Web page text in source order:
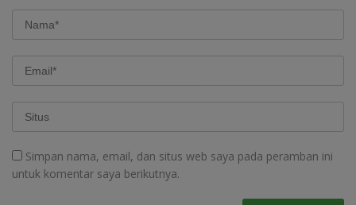
Simpan nama, email, dan situs web saya pada peramban ini
untuk komentar saya berikutnya.